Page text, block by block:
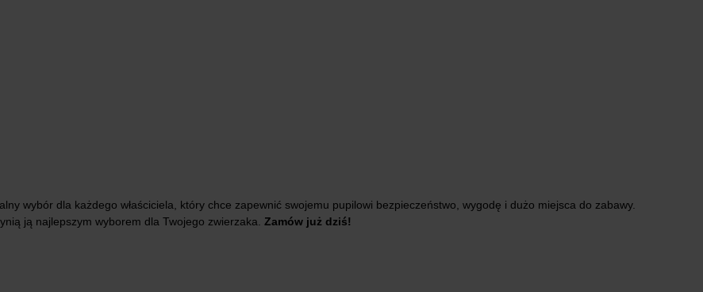
wybór dla każdego właściciela, który chce zapewnić swojemu pupilowi bezpieczeństwo, wygodę i dużo miejsca do zabawy.
ją najlepszym wyborem dla Twojego zwierzaka. Zamów już dziś!